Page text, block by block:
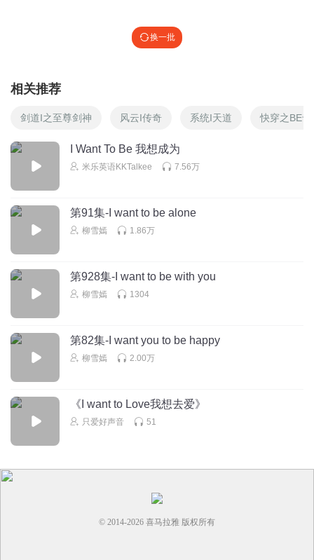
换一批
相关推荐
剑道I之至尊剑神 风云I传奇 系统I天道 快穿之BE专
I Want To Be 我想成为
米乐英语KKTalkee 7.56万
第91集-I want to be alone
柳雪嫣 1.86万
第928集-I want to be with you
柳雪嫣 1304
第82集-I want you to be happy
柳雪嫣 2.00万
《I want to Love我想去爱》
只爱好声音 51
© 2014-2026 喜马拉雅 版权所有